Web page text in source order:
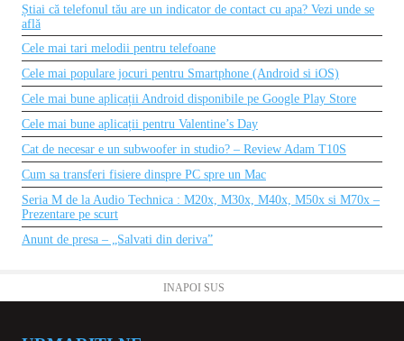
Știai că telefonul tău are un indicator de contact cu apa? Vezi unde se
află
Cele mai tari melodii pentru telefoane
Cele mai populare jocuri pentru Smartphone (Android si iOS)
Cele mai bune aplicații Android disponibile pe Google Play Store
Cele mai bune aplicații pentru Valentine’s Day
Cat de necesar e un subwoofer in studio? – Review Adam T10S
Cum sa transferi fisiere dinspre PC spre un Mac
Seria M de la Audio Technica : M20x, M30x, M40x, M50x si M70x –
Prezentare pe scurt
Anunt de presa – „Salvati din deriva”
INAPOI SUS